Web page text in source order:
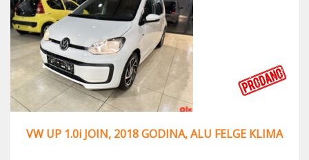
VW UP 1.0i JOIN, 2018 GODINA, ALU FELGE KLIMA